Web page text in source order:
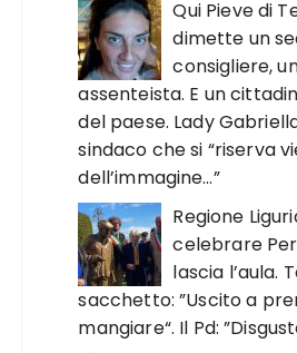
Qui Pieve di
dimette un
consigliere,
assenteista. E un
del paese. Lady
sindaco che si “riserva
dell’immagine…”
Regione
celebrare
lascia l’aula.
sacchetto: ”Uscito a
mangiare“. Il Pd: